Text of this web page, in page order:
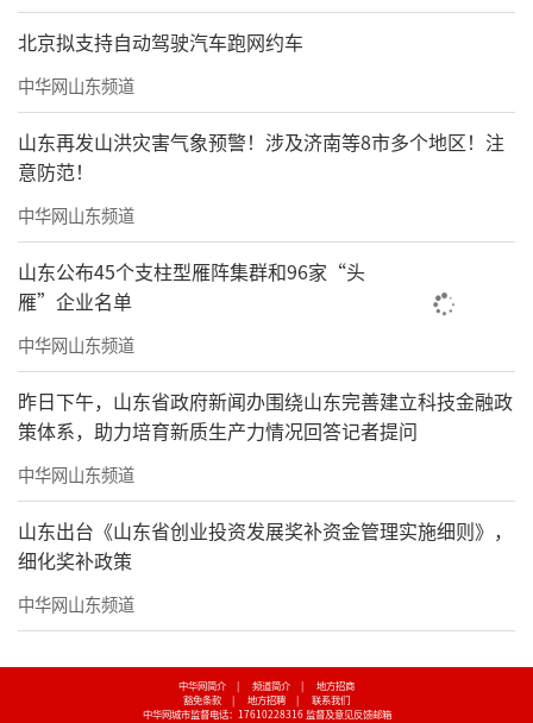
北京拟支持自动驾驶汽车跑网约车
中华网山东频道
山东再发山洪灾害气象预警！涉及济南等8市多个地区！注
意防范！
中华网山东频道
山东公布45个支柱型雁阵集群和96家“头
雁”企业名单
中华网山东频道
昨日下午，山东省政府新闻办围绕山东完善建立科技金融政
策体系，助力培育新质生产力情况回答记者提问
中华网山东频道
山东出台《山东省创业投资发展奖补资金管理实施细则》，
细化奖补政策
中华网山东频道
中华网简介 | 频道简介 |
地方招商
豁免条款
| 地方招聘 |
联系我们
中华网城市监督电话：17610228316 监督及意见反馈邮箱